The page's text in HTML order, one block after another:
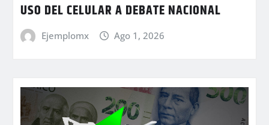
USO DEL CELULAR A DEBATE NACIONAL
Ejemplomx Ago 1, 2026